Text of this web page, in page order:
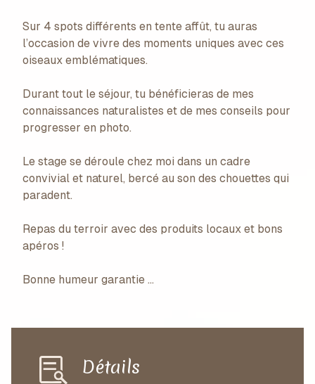
Sur 4 spots différents en tente affût, tu auras
l’occasion de vivre des moments uniques avec ces
oiseaux emblématiques.
Durant tout le séjour, tu bénéficieras de mes
connaissances naturalistes et de mes conseils pour
progresser en photo.
Le stage se déroule chez moi dans un cadre
convivial et naturel, bercé au son des chouettes qui
paradent.
Repas du terroir avec des produits locaux et bons
apéros !
Bonne humeur garantie …
Détails